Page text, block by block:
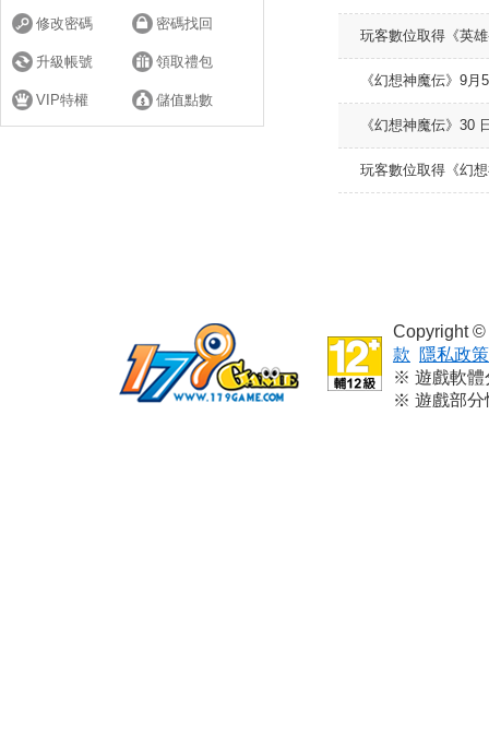
修改密碼 密碼找回
升級帳號 領取禮包
VIP特權 儲值點數
玩客數位取得《英
《幻想神魔伝》9
《幻想神魔伝》30
玩客數位取得《幻
Copyright
款
隱私政策
※ 遊戲軟體
※ 遊戲部分